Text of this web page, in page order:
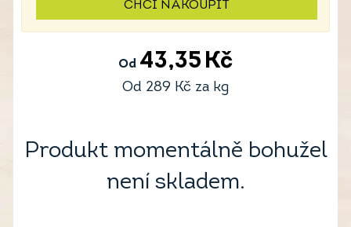
CHCI NAKOUPIT
Od 43,35 Kč
Od 289 Kč za kg
Produkt momentálně bohužel
není skladem.